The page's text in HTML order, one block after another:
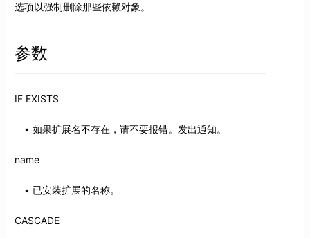
选项以强制删除那些依赖对象。
参数
IF EXISTS
如果扩展名不存在，请不要报错。发出通知。
name
已安装扩展的名称。
CASCADE